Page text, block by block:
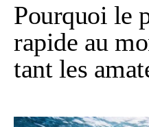
Pourquoi le
rapide au
tant les